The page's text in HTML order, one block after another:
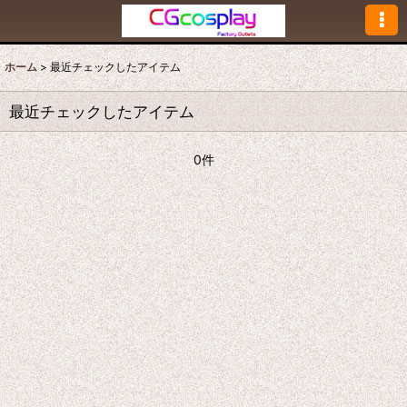
ホーム > 最近チェックしたアイテム
最近チェックしたアイテム
0件